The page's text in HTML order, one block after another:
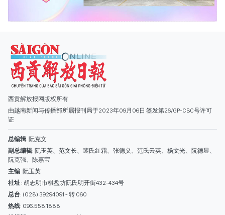
西贡解放报网版权所有
由越南新闻与传播部所属报刊局于2023年09月06日 签发第26/GP-CBC号许可
证
总编辑: 阮克文
副总编辑: 阮玉英、范文长、裴氏红霜、张德义、范氏云英、杨文光、阮德显、
阮克强、陈嘉宝
主编: 阮玉英
社址 : 胡志明市棋盘坊阮氏明开街432-434号
总台: (028) 39294091 - 转 060
热线: 096.558.1888